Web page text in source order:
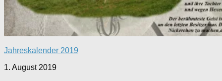
Jahreskalender 2019
1. August 2019